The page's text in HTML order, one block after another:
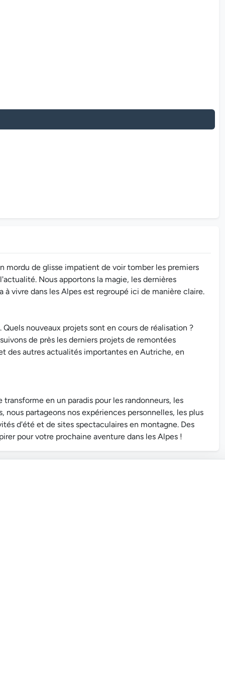
mordu de glisse impatient de voir tomber les premiers
Nous apportons la magie, les dernières
vivre dans les Alpes est regroupé ici de manière claire.
nouveaux projets sont en cours de réalisation ?
de près les derniers projets de remontées
des autres actualités importantes en Autriche, en
en un paradis pour les randonneurs, les
partageons nos expériences personnelles, les plus
d'été et de sites spectaculaires en montagne. Des
pour votre prochaine aventure dans les Alpes !